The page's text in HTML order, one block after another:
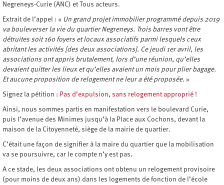
Negreneys-Curie (ANC) et Tous acteurs.
Extrait de l’appel : « Un grand projet immobilier programmé depuis 2019
va bouleverser la vie du quartier Negreneys. Trois barres vont être
détruites soit 160 foyers et locaux associatifs parmi lesquels ceux
abritant les activités [des deux associations]. Ce jeudi 1er avril, les
associations ont appris brutalement, lors d’une réunion, qu’elles
devaient quitter les lieux et qu’elles avaient un mois pour plier bagage.
Et aucune proposition de relogement ne leur a été proposée. »
Signez la pétition : Pas d’expulsion, sans relogement approprié !
Ainsi, nous sommes partis en manifestation vers le boulevard Curie,
puis l’avenue des Minimes jusqu’à la Place aux Cochons, devant la
maison de la Citoyenneté, siège de la mairie de quartier.
C’était une façon de signifier à la maire du quartier que la mobilisation
va se poursuivre, car le compte n’y est pas.
A ce stade, les deux associations ont obtenu un relogement provisoire
(pour moins de deux ans) dans les logements de fonction de l’école